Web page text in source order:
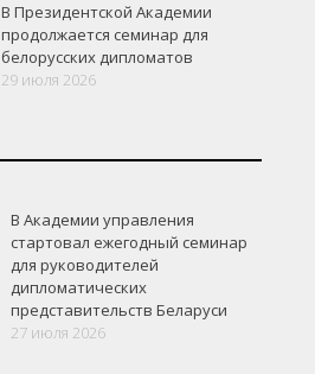
В Президентской Академии
продолжается семинар для
белорусских дипломатов
29 июля 2026
В Академии управления
стартовал ежегодный семинар
для руководителей
дипломатических
представительств Беларуси
27 июля 2026